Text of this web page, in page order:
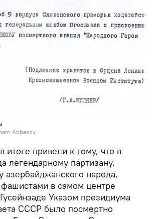
Abbasov
итоге привели к тому, что в
легендарному партизану,
азербайджанского народа,
в самом центре
Указом президиума
СССР было посмертно